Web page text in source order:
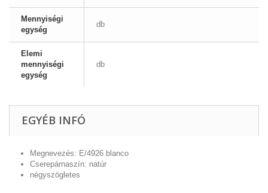
Mennyiségi
egység
db
Elemi
mennyiségi
egység
db
EGYÉB INFÓ
Megnevezés: E/4926 blanco
Cserepárnaszín: natúr
négyszögletes